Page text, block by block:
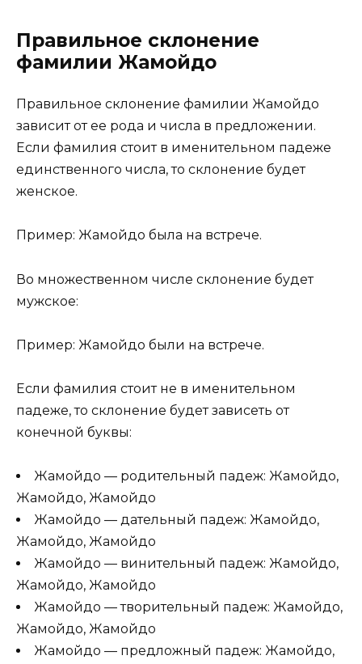
Правильное склонение
фамилии Жамойдо
Правильное склонение фамилии Жамойдо
зависит от ее рода и числа в предложении.
Если фамилия стоит в именительном падеже
единственного числа, то склонение будет
женское.
Пример: Жамойдо была на встрече.
Во множественном числе склонение будет
мужское:
Пример: Жамойдо были на встрече.
Если фамилия стоит не в именительном
падеже, то склонение будет зависеть от
конечной буквы:
Жамойдо — родительный падеж: Жамойдо,
Жамойдо, Жамойдо
Жамойдо — дательный падеж: Жамойдо,
Жамойдо, Жамойдо
Жамойдо — винительный падеж: Жамойдо,
Жамойдо, Жамойдо
Жамойдо — творительный падеж: Жамойдо,
Жамойдо, Жамойдо
Жамойдо — предложный падеж: Жамойдо,